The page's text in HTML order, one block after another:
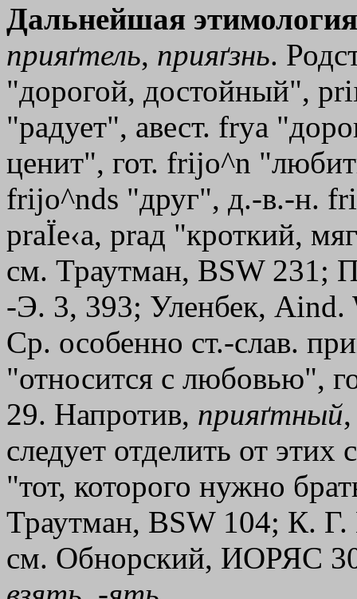
Дальнейшая
прияґтель, прияґзнь.
"дорогой, достойный",
"радует", авест. frya
ценит", гот. frijo^n
frijo^nds "друг", д.-в.-н.
praЇe‹a, praд "кроткий,
см. Траутман, ВSW 231;
-Э. 3, 393; Уленбек,
Ср. особенно ст.-слав. при
"относится с любовью",
29. Напротив, прияґтный
следует отделить от этих
"тот, которого нужно
Траутман, ВSW 104; К.
см. Обнорский, ИОРЯС